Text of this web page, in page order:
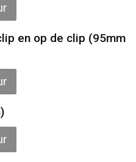
en op de clip (95mm